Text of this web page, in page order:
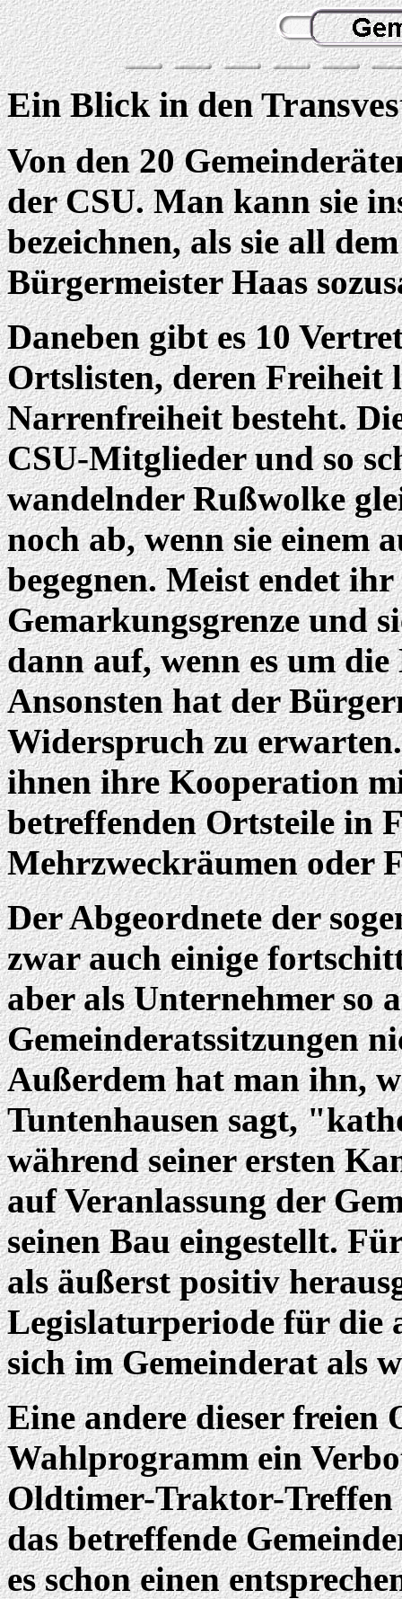
Ein Blick in den
Von den 20
der CSU. Man kann sie
bezeichnen, als sie all
Bürgermeister Haas
Daneben gibt es 10
Ortslisten, deren Freiheit
Narrenfreiheit besteht.
CSU-Mitglieder und so
wandelnder Rußwolke
noch ab, wenn sie einem
begegnen. Meist endet
Gemarkungsgrenze und
dann auf, wenn es um
Ansonsten hat der
Widerspruch zu
ihnen ihre Kooperation
betreffenden Ortsteile in
Mehrzweckräumen oder
Der Abgeordnete der
zwar auch einige
aber als Unternehmer so
Gemeinderatssitzungen
Außerdem hat man ihn,
Tuntenhausen sagt,
während seiner ersten
auf Veranlassung der
seinen Bau eingestellt.
als äußerst positiv
Legislaturperiode für die
sich im Gemeinderat als
Eine andere dieser freien
Wahlprogramm ein
Oldtimer-Traktor-
das betreffende
es schon einen